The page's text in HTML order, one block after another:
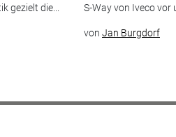
gezielt die...
S-Way von Iveco vor
von Jan Burgdorf